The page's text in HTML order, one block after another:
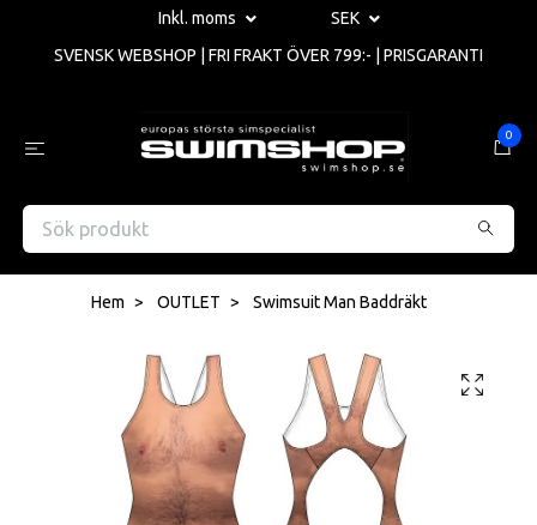
Inkl. moms
SEK
SVENSK WEBSHOP | FRI FRAKT ÖVER 799:- | PRISGARANTI
0
Hem OUTLET Swimsuit Man Baddräkt